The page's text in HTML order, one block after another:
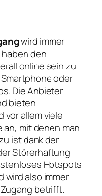
wird immer
den
online sein zu
oder
Die Anbieter
bieten
vor allem viele
an, mit denen man
ist dank der
Störerhaftung
Hotspots
wird also immer
betrifft.